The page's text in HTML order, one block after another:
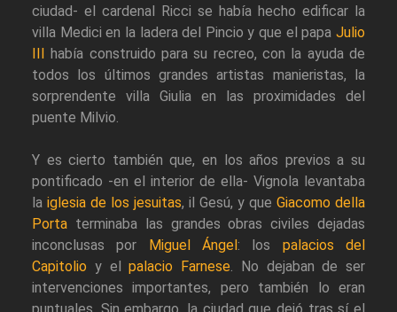
ciudad- el cardenal Ricci se había hecho edificar la
villa Medici en la ladera del Pincio y que el papa Julio
había construido para su recreo, con la ayuda de
todos los últimos grandes artistas manieristas, la
sorprendente villa Giulia en las proximidades del
puente Milvio.
Y es cierto también que, en los años previos a su
pontificado -en el interior de ella- Vignola levantaba
la iglesia de los jesuitas, il Gesú, y que Giacomo della
Porta terminaba las grandes obras civiles dejadas
inconclusas por
Miguel Ángel : los palacios del
Capitolio y elpalacio Farnese. No dejaban de ser
intervenciones importantes, pero también lo eran